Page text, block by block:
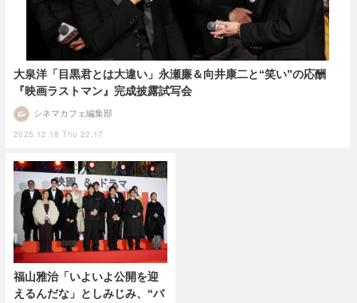
大泉洋「目黒君とは大違い」永瀬廉＆向井康二と“笑い”の応酬
『映画ラストマン』完成披露試写会
2025.12.18 Thu 22:17
シネマカフェ編集部
福山雅治「いよいよ公開を迎
えるんだな」としみじみ、“バ